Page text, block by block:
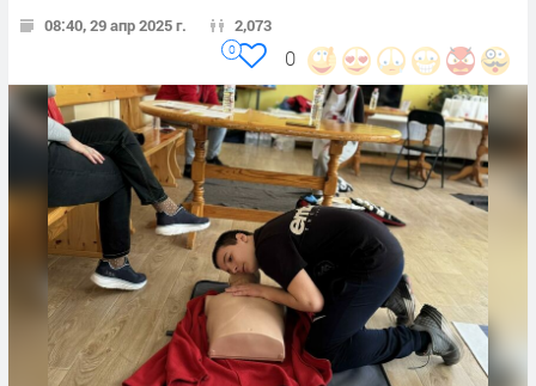
08:40, 29 апр 2025 г. 2,073
0
0